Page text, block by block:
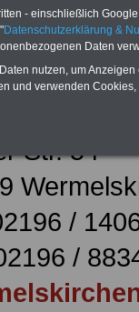
Str. 54
/
/
- einschließlich
Datenschutzerklärung &
Daten
nutzen, um
und verwenden